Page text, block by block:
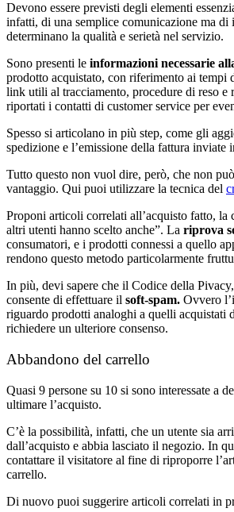
Devono essere previsti degli elementi
infatti, di una semplice comunicazione ma di
determinano la qualità e serietà nel servizio.
Sono presenti le informazioni necessarie
prodotto acquistato, con riferimento ai tempi
link utili al tracciamento, procedure di reso e
riportati i contatti di customer service per
Spesso si articolano in più step, come gli
spedizione e l’emissione della fattura inviate
Tutto questo non vuol dire, però, che non
vantaggio. Qui puoi utilizzare la tecnica del
Proponi articoli correlati all’acquisto fatto, la
altri utenti hanno scelto anche”. La riprova
consumatori, e i prodotti connessi a quello
rendono questo metodo particolarmente
In più, devi sapere che il Codice della
consente di effettuare il soft-spam. Ovvero
riguardo prodotti analoghi a quelli acquistati
richiedere un ulteriore consenso.
Abbandono del carrello
Quasi 9 persone su 10 si sono interessate a
ultimare l’acquisto.
C’è la possibilità, infatti, che un utente sia
dall’acquisto e abbia lasciato il negozio. In
contattare il visitatore al fine di riproporre
carrello.
Di nuovo puoi suggerire articoli correlati in